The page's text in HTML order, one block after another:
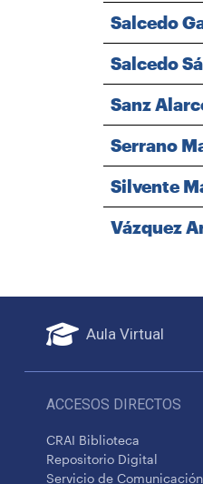
Salcedo
Salcedo
Sanz
Serrano
Silvente
Vázquez
Aula Virtual
ACCESOS DIRECTOS
CRAI Biblioteca
Repositorio Digital
Servicio de